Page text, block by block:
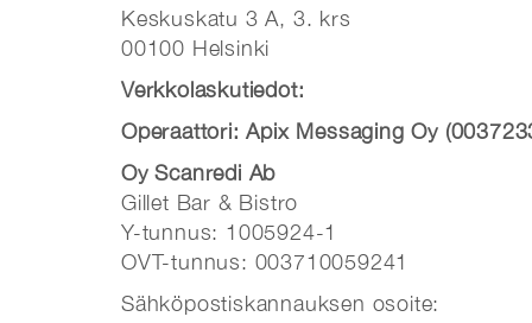
Keskuskatu 3 A, 3. krs
00100 Helsinki
Verkkolaskutiedot:
Operaattori: Apix Messaging Oy
Oy Scanredi Ab
Gillet Bar & Bistro
Y-tunnus: 1005924-1
OVT-tunnus: 003710059241
Sähköpostiskannauksen osoite: